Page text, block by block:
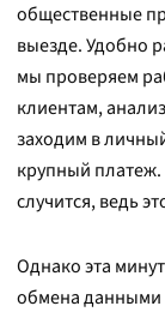
общественные
выезде. Удобно
мы проверяем
клиентам,
заходим в
крупный платеж.
случится, ведь
Однако эта
обмена данными